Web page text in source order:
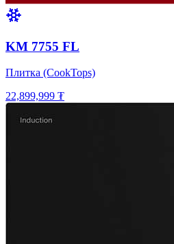
KM 7755 FL
Плитка (CookTops)
22,899,999 ₮